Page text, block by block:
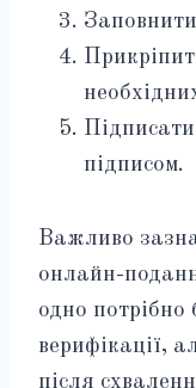
підписом.
Важливо
онлайн-
одно
верифікації,
після